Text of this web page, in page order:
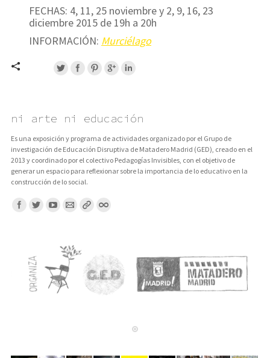
FECHAS: 4, 11, 25 noviembre y 2, 9, 16, 23
diciembre 2015 de 19h a 20h
INFORMACIÓN: Murciélago
ni arte ni educación
Es una exposición y programa de actividades organizado por el Grupo de
investigación de Educación Disruptiva de Matadero Madrid (GED), creado en el
2013 y coordinado por el colectivo Pedagogías Invisibles, con el objetivo de
generar un espacio para reflexionar sobre la importancia de lo educativo en la
construcción de lo social.
Encuentranos